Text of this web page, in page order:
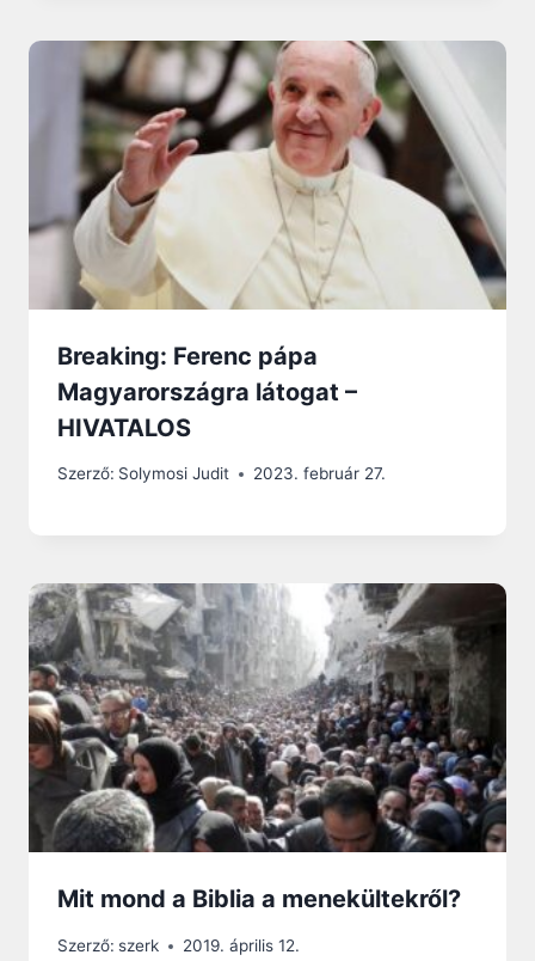
Breaking: Ferenc pápa
Magyarországra látogat –
HIVATALOS
Szerző: Solymosi Judit 2023. február 27.
Mit mond a Biblia a menekültekről?
Szerző: szerk 2019. április 12.